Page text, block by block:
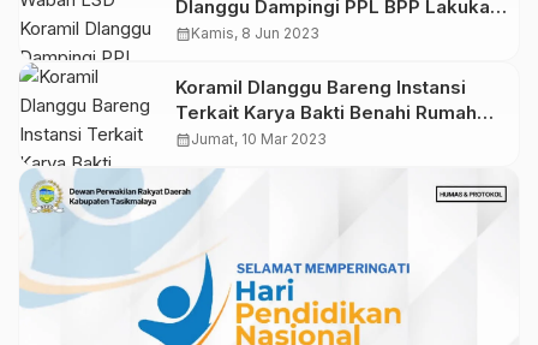
Dlanggu Dampingi PPL BPP Lakukan
Pemeriksaan Hewan Ternak Sapi &
calendar_monthKamis, 8 Jun 2023
Koramil Dlanggu Bareng Instansi
Terkait Karya Bakti Benahi Rumah
Warga Korban Kebakaran
calendar_monthJumat, 10 Mar 2023